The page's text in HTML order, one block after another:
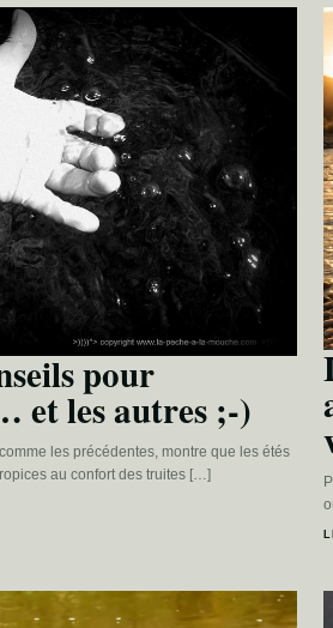
pour
et les autres ;-)
les précédentes, montre que les étés
au confort des truites […]